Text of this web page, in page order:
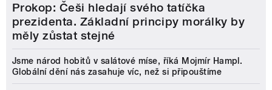
Prokop: Češi hledají svého tatíčka
prezidenta. Základní principy morálky by
měly zůstat stejné
Jsme národ hobitů v salátové míse, říká Mojmír Hampl.
Globální dění nás zasahuje víc, než si připouštíme